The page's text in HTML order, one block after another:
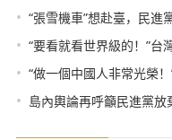
• “張雪機車”想赴臺，民進
• “要看就看世界級的！”台
• “做一個中國人非常光榮
• 島內輿論再呼籲民進黨放